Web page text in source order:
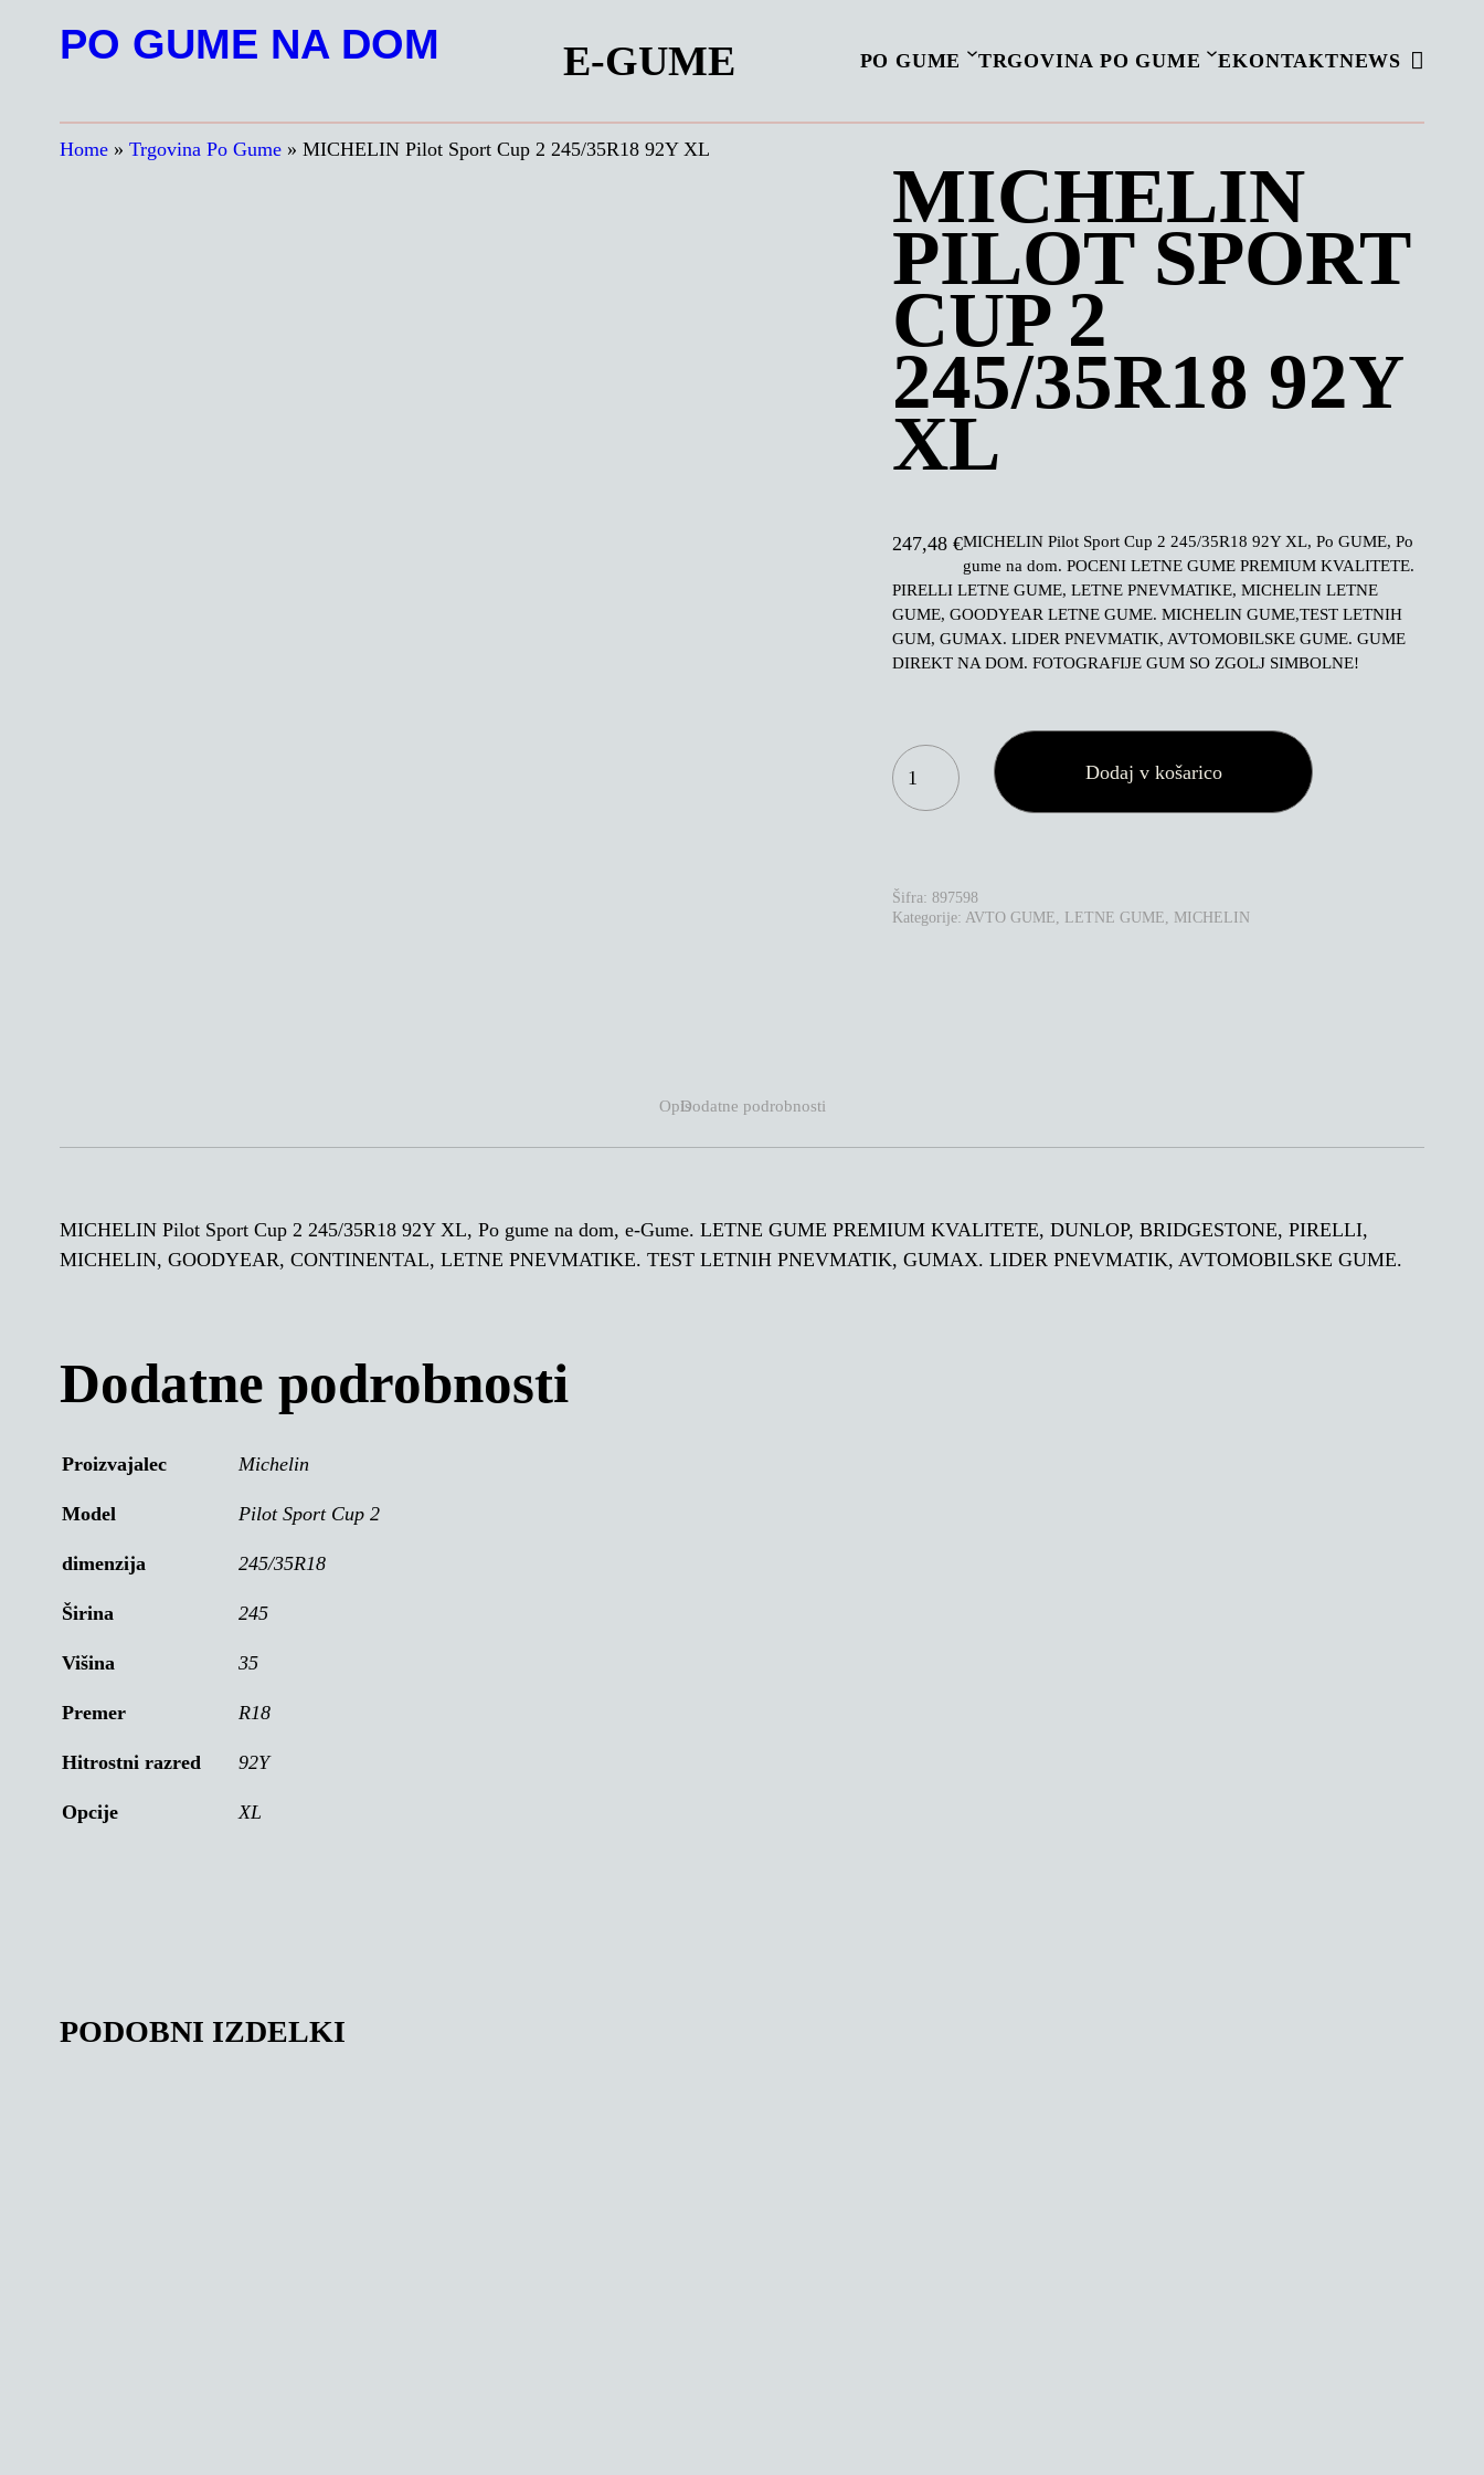
PO GUME NA DOM E-GUME PO GUME TRGOVINA PO GUME EKONTAKTNEWS
Home» Trgovina Po Gume» MICHELIN Pilot Sport Cup 2 245/35R18 92Y XL
MICHELIN
PILOT SPORT
CUP 2
245/35R18 92Y
XL
247,48€MICHELIN Pilot Sport Cup 2 245/35R18 92Y XL, Po GUME, Po
gume na dom. POCENI LETNE GUME PREMIUM KVALITETE.
PIRELLI LETNE GUME, LETNE PNEVMATIKE, MICHELIN LETNE
GUME, GOODYEAR LETNE GUME. MICHELIN GUME,TEST LETNIH
GUM, GUMAX. LIDER PNEVMATIK, AVTOMOBILSKE GUME. GUME
DIREKT NA DOM. FOTOGRAFIJE GUM SO ZGOLJ SIMBOLNE!
MICHELIN
PILOT
SPORT
CUP
XL
KOLIČINA
Dodaj v košarico
Šifra:897598
Kategorije: AVTO GUME LETNE GUME MICHELIN
OpisDodatne podrobnosti
MICHELIN Pilot Sport Cup 2 245/35R18 92Y XL, Po gume na dom, e-Gume. LETNE GUME PREMIUM KVALITETE, DUNLOP, BRIDGESTONE, PIRELLI,
MICHELIN, GOODYEAR, CONTINENTAL, LETNE PNEVMATIKE. TEST LETNIH PNEVMATIK, GUMAX. LIDER PNEVMATIK, AVTOMOBILSKE GUME.
Dodatne podrobnosti
Proizvajalec Michelin
Model Pilot Sport Cup 2
dimenzija 245/35R18
Širina 245
Višina 35
Premer R18
Hitrostni razred 92Y
Opcije XL
PODOBNI IZDELKI